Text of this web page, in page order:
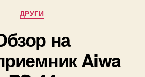
Categories
ДРУГИ
на
Aiwa